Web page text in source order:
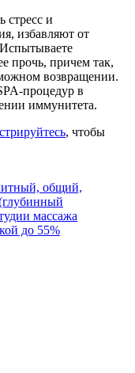
стресс и
избавляют от
прочь, причем так,
возвращении.
процедур в
иммунитета.
, чтобы
общий,
массажа
до 55%